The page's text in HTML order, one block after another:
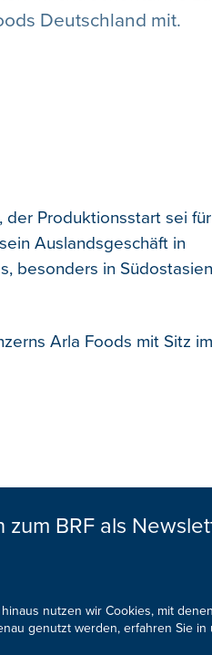
Deutschland mit.
Produktionsstart sei für
Auslandsgeschäft in
besonders in Südostasien
Arla Foods mit Sitz im
zum BRF als
nutzen wir Cookies, mit
genutzt werden, erfahren Sie in